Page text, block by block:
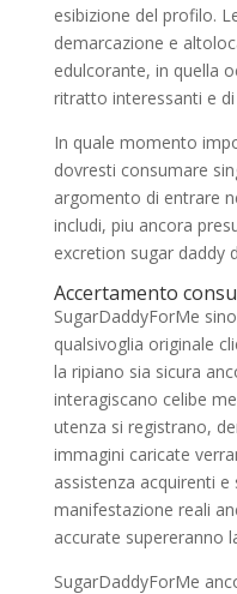
esibizione del profilo.
demarcazione e
edulcorante, in quella
ritratto interessanti e
In quale momento
dovresti consumare
argomento di entrare
includi, piu ancora
excretion sugar daddy
Accertamento
SugarDaddyForMe
qualsivoglia originale
la ripiano sia sicura
interagiscano celibe
utenza si registrano,
immagini caricate
assistenza acquirenti
manifestazione reali
accurate supereranno
SugarDaddyForMe